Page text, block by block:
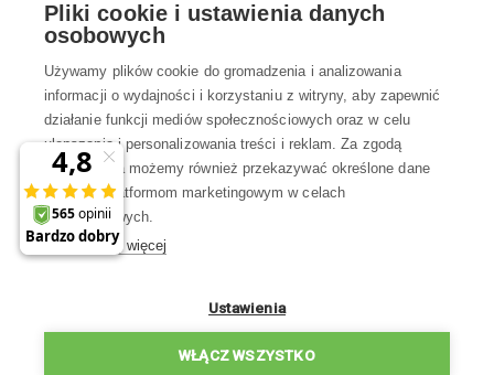
Poradnia
Wszystko o zakupach
Kontakt
Skontaktuj się z Nami
Pon-Pt 8:00—17:00
WSZYSTKIE KONTAKTY
Pliki cookie i ustawienia danych
osobowych
Używamy plików cookie do gromadzenia i analizowania
informacji o wydajności i korzystaniu z witryny, aby zapewnić
działanie funkcji mediów społecznościowych oraz w celu
ulepszania i personalizowania treści i reklam. Za zgodą
użytkownika możemy również przekazywać określone dane
osobowe platformom marketingowym w celach
marketingowych.
Dowiedz się więcej
Ustawienia
WŁĄCZ WSZYSTKO